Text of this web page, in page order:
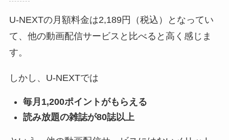
U-NEXTの月額料金は2,189円（税込）となってい
て、他の動画配信サービスと比べると高く感じま
す。
しかし、U-NEXTでは
毎月1,200ポイントがもらえる
読み放題の雑誌が80誌以上